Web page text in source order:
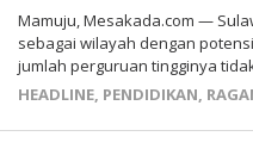
Mamuju, Mesakada.com —
sebagai wilayah dengan
jumlah perguruan tingginya
HEADLINE, PENDIDIKAN,